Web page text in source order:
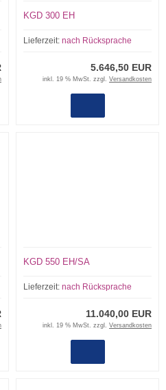
KGD 300 EH
Lieferzeit: nach Rücksprache
5.646,50 EUR
inkl. 19 % MwSt. zzgl. Versandkosten
KGD 550 EH/SA
Lieferzeit: nach Rücksprache
11.040,00 EUR
inkl. 19 % MwSt. zzgl. Versandkosten